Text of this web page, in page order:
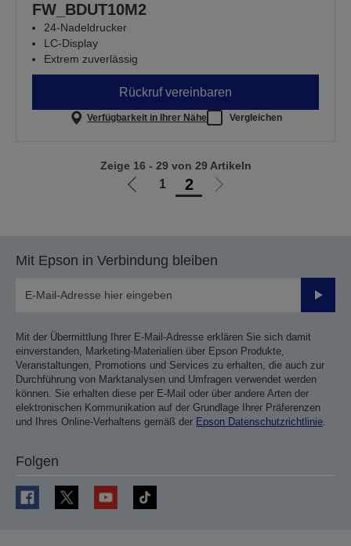
FW_BDUT10M2
24-Nadeldrucker
LC-Display
Extrem zuverlässig
Rückruf vereinbaren
Verfügbarkeit in Ihrer Nähe Vergleichen
Zur
1 2
Zur
Zeige 16 - 29 von 29 Artikeln
Mit Epson in Verbindung bleiben
Mit der Übermittlung Ihrer E-Mail-Adresse erklären Sie sich damit
einverstanden, Marketing-Materialien über Epson Produkte,
Veranstaltungen, Promotions und Services zu erhalten, die auch zur
Durchführung von Marktanalysen und Umfragen verwendet werden
können. Sie erhalten diese per E-Mail oder über andere Arten der
elektronischen Kommunikation auf der Grundlage Ihrer Präferenzen
und Ihres Online-Verhaltens gemäß der Epson Datenschutzrichtlinie.
Folgen